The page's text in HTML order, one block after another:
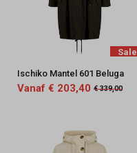
Sale
Ischiko Mantel 601 Beluga
Vanaf € 203,40 € 339,00